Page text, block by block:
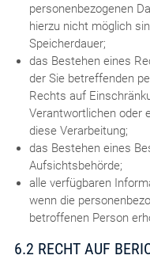
personenbezogenen
hierzu nicht möglich
Speicherdauer;
das Bestehen eines
der Sie betreffenden
Rechts auf
Verantwortlichen oder
diese Verarbeitung;
das Bestehen eines
Aufsichtsbehörde;
alle verfügbaren
wenn die
betroffenen Person
6.2 RECHT AUF